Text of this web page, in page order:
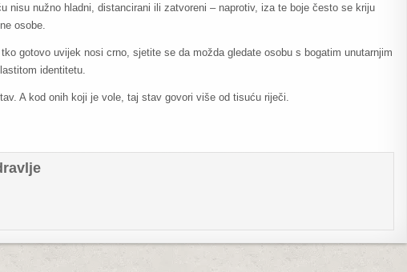
nisu nužno hladni, distancirani ili zatvoreni – naprotiv, iza te boje često se kriju
osobe.
gotovo uvijek nosi crno, sjetite se da možda gledate osobu s bogatim unutarnjim
identitetu.
A kod onih koji je vole, taj stav govori više od tisuću riječi.